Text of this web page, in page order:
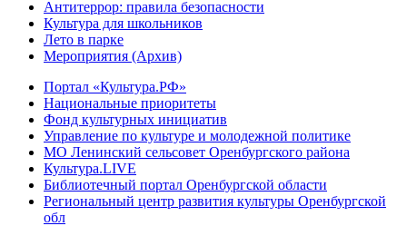
Антитеррор: правила безопасности
Культура для школьников
Лето в парке
Мероприятия (Архив)
Портал «Культура.РФ»
Национальные приоритеты
Фонд культурных инициатив
Управление по культуре и молодежной политике
МО Ленинский сельсовет Оренбургского района
Культура.LIVE
Библиотечный портал Оренбургской области
Региональный центр развития культуры Оренбургской
обл